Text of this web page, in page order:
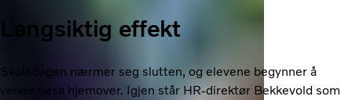
Langsiktig effekt
Skoledagen nærmer seg slutten, og elevene begynner å
vende nesa hjemover. Igjen står HR-direktør Bekkevold som